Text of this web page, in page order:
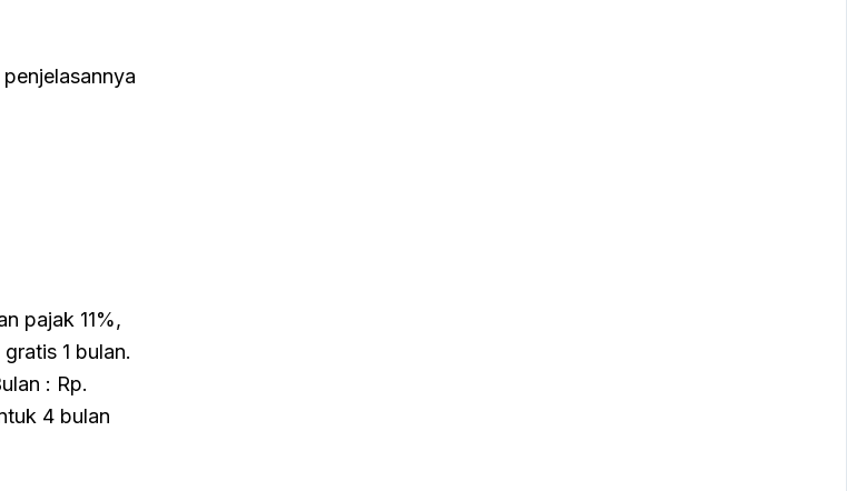
pajak 11%,
1 bulan.
: Rp.
4 bulan